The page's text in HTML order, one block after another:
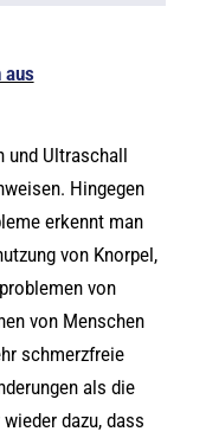
aus
Ultraschall
Hingegen
erkennt man
von Knorpel,
von
von Menschen
schmerzfreie
als die
dazu, dass